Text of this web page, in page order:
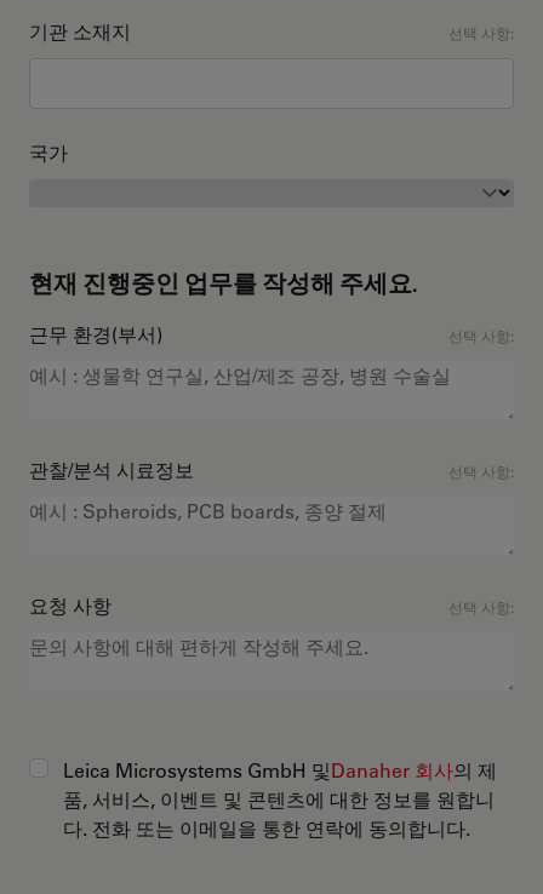
기관 소재지 선택 사항:
국가
현재 진행중인 업무를 작성해 주세요.
근무 환경(부서) 선택 사항:
관찰/분석 시료정보 선택 사항:
요청 사항 선택 사항:
Leica Microsystems GmbH 및Danaher 회사의 제
품, 서비스, 이벤트 및 콘텐츠에 대한 정보를 원합니
다. 전화 또는 이메일을 통한 연락에 동의합니다.